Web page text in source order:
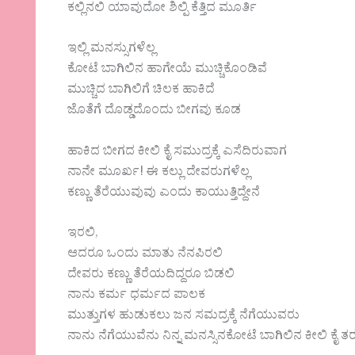
ಕಲ್ಲಿನಲಿ ಯಾವುದೋ ಶಿಲ್ಪಿ ಕೆತ್ತಿದ ಮೂರ್ತಿ
ಇಲ್ಲಿ ಮನಸ್ಸುಗಳೆಲ್ಲ
ಕೋಟೆ ಬಾಗಿಲಿನ ಹಾಗೇಯೆ ಮುಚ್ಚಿಕೊಂಡಿವೆ
ಮುಚ್ಚಿದ ಬಾಗಿಲಿಗೆ ಚಿಲಕ ಹಾಕಿದೆ
ಜೊತೆಗೆ ದೊಡ್ಡದೊಂದು ಬೀಗವು ಕೂಡ
ಹಾಕಿದ ಬೀಗದ ಕೀಲಿ ಕೈ ಸಮುದ್ರಕ್ಕೆ ಎಸೆದಿರುವಾಗ
ನಾನೇ ಮೂರ್ಖ! ಈ ಕಲ್ಲು ದೇವರುಗಳೆಲ್ಲ
ಕಣ್ಣು ತೆರೆಯುವುವು ಎಂದು ಕಾಯುತ್ತಿದ್ದೇನೆ
ಇರಲಿ,
ಆದರೂ ಒಂದು ಮಾತು ನೆನಪಿರಲಿ
ದೇವರು ಕಣ್ಣು ತೆರೆಯದಿದ್ದರೂ ಬಿಡಲಿ
ನಾನು ಕರ್ಮ ಧರ್ಮದ ಪಾಲಕ
ಮುತ್ತುಗಳ ಹುಡುಕಲು ಜನ ಸಮದ್ರಕ್ಕೆ ನೆಗೆಯುವರು
ನಾನು ನೆಗೆಯುವೆನು ನಿನ್ನ ಮನಸ್ಸಿನಕೋಟೆ ಬಾಗಿಲಿನ ಕೀಲಿ ಕೈ